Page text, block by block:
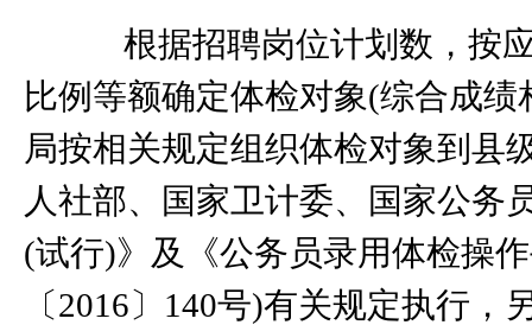
根据招聘岗位计划数，按应
比例等额确定体检对象(综合成绩
局按相关规定组织体检对象到县
人社部、国家卫计委、国家公务
(试行)》及《公务员录用体检操
〔2016〕 140号)有关规定执行，